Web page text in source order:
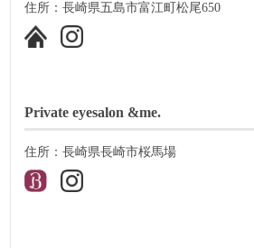
住所：長崎県五島市富江町松尾650
Private eyesalon &me.
住所：長崎県長崎市桜馬場